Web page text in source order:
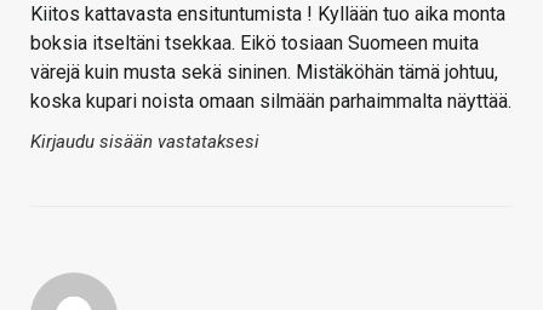
Kiitos kattavasta ensituntumista ! Kyllään tuo aika monta
boksia itseltäni tsekkaa. Eikö tosiaan Suomeen muita
värejä kuin musta sekä sininen. Mistäköhän tämä johtuu,
koska kupari noista omaan silmään parhaimmalta näyttää.
Kirjaudu sisään vastataksesi